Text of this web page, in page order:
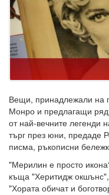
Вещи, принадлежали на
Монро и предлагащи
от най-вечните легенди
търг през юни, предаде
писма, ръкописни
"Мерилин е просто
къща "Херитидж
"Хората обичат и